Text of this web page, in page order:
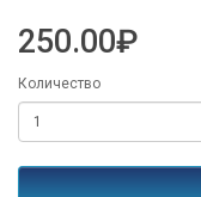
250.00₽
Количество